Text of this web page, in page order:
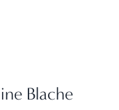
Blache